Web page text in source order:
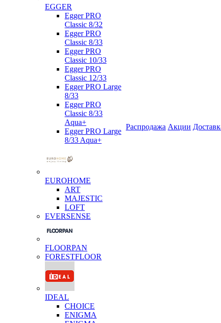
EGGER
Egger PRO
Classic 8/32
Egger PRO
Classic 8/33
Egger PRO
Classic 10/33
Egger PRO
Classic 12/33
Egger PRO Large
8/33
Egger PRO
Classic 8/33
Aqua+
Egger PRO Large
8/33 Aqua+
EUROHOME
ART
MAJESTIC
LOFT
EVERSENSE
FLOORPAN
FORESTFLOOR
IDEAL
CHOICE
ENIGMA
Распродажа Акции